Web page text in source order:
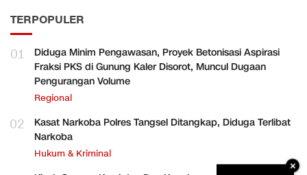
TERPOPULER
01
Diduga Minim Pengawasan, Proyek Betonisasi Aspirasi
Fraksi PKS di Gunung Kaler Disorot, Muncul Dugaan
Pengurangan Volume
Regional
02
Kasat Narkoba Polres Tangsel Ditangkap, Diduga Terlibat
Narkoba
Hukum & Kriminal
×